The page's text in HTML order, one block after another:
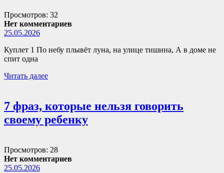
Просмотров: 32
Нет комментариев
25.05.2026
Куплет 1 По небу плывёт луна, на улице тишина, А в доме не
спит одна
Читать далее
7 фраз, которые нельзя говорить
своему ребенку
Просмотров: 28
Нет комментариев
25.05.2026